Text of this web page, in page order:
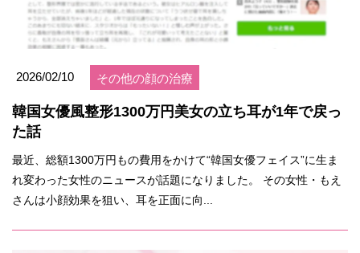
2026/02/10 その他の顔の治療
韓国女優風整形1300万円美女の立ち耳が1年で戻っ
た話
最近、総額1300万円もの費用をかけて“韓国女優フェイス”に生ま
れ変わった女性のニュースが話題になりました。 その女性・もえ
さんは小顔効果を狙い、耳を正面に向...